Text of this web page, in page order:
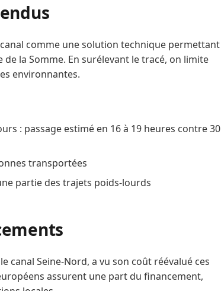
comme une solution technique permettant
la Somme. En surélevant le tracé, on limite
environnantes.
: passage estimé en 16 à 19 heures contre 30
transportées
partie des trajets poids‑lourds
canal Seine‑Nord, a vu son coût réévalué ces
assurent une part du financement,